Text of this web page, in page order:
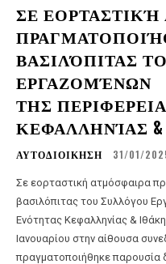
ΣΕ ΕΟΡΤΑΣΤΙΚΉ
ΒΑΣΙΛΌΠΙΤΑΣ
ΕΡΓΑΖΟΜΈΝΩΝ
ΤΗΣ
ΚΕΦΑΛΛΗΝΊΑΣ
ΑΥΤΟΔΙΟΙΚΗΣΗ 31/01/
Σε εορταστική ατμόσφαιρα
βασιλόπιτας του Συλλόγου
Ενότητας Κεφαλληνίας &
Ιανουαρίου στην αίθουσα
πραγματοποιήθηκε παρουσία